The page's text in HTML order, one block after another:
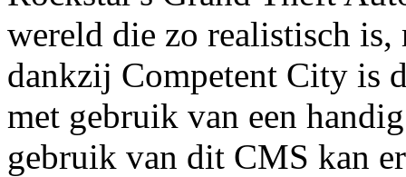
wereld die zo realistisch
dankzij Competent City is
met gebruik van een
gebruik van dit CMS kan